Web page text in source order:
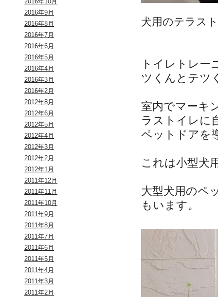
2016年9月
2016年8月
2016年7月
2016年6月
2016年5月
2016年4月
2016年3月
2016年2月
2012年8月
2012年6月
2012年5月
2012年4月
2012年3月
2012年2月
2012年1月
2011年12月
2011年11月
2011年10月
2011年9月
2011年8月
2011年7月
2011年6月
2011年5月
2011年4月
2011年3月
2011年2月
犬用のテラス
トイレトレー
ツくんとテツ
室内でマーキ
ラストイレに
ペットドアを
これは小型犬
大型犬用のペ
もいます。